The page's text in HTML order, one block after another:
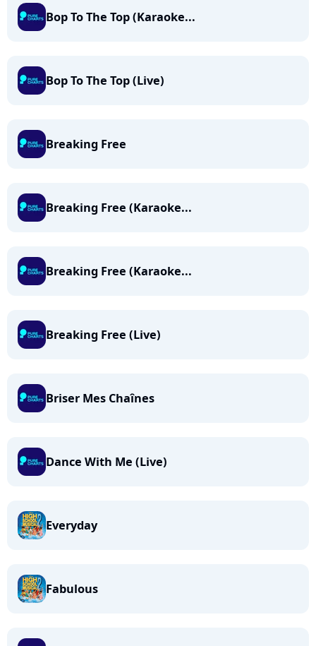
Bop To The Top (Karaoke...
Bop To The Top (Live)
Breaking Free
Breaking Free (Karaoke...
Breaking Free (Karaoke...
Breaking Free (Live)
Briser Mes Chaînes
Dance With Me (Live)
Everyday
Fabulous